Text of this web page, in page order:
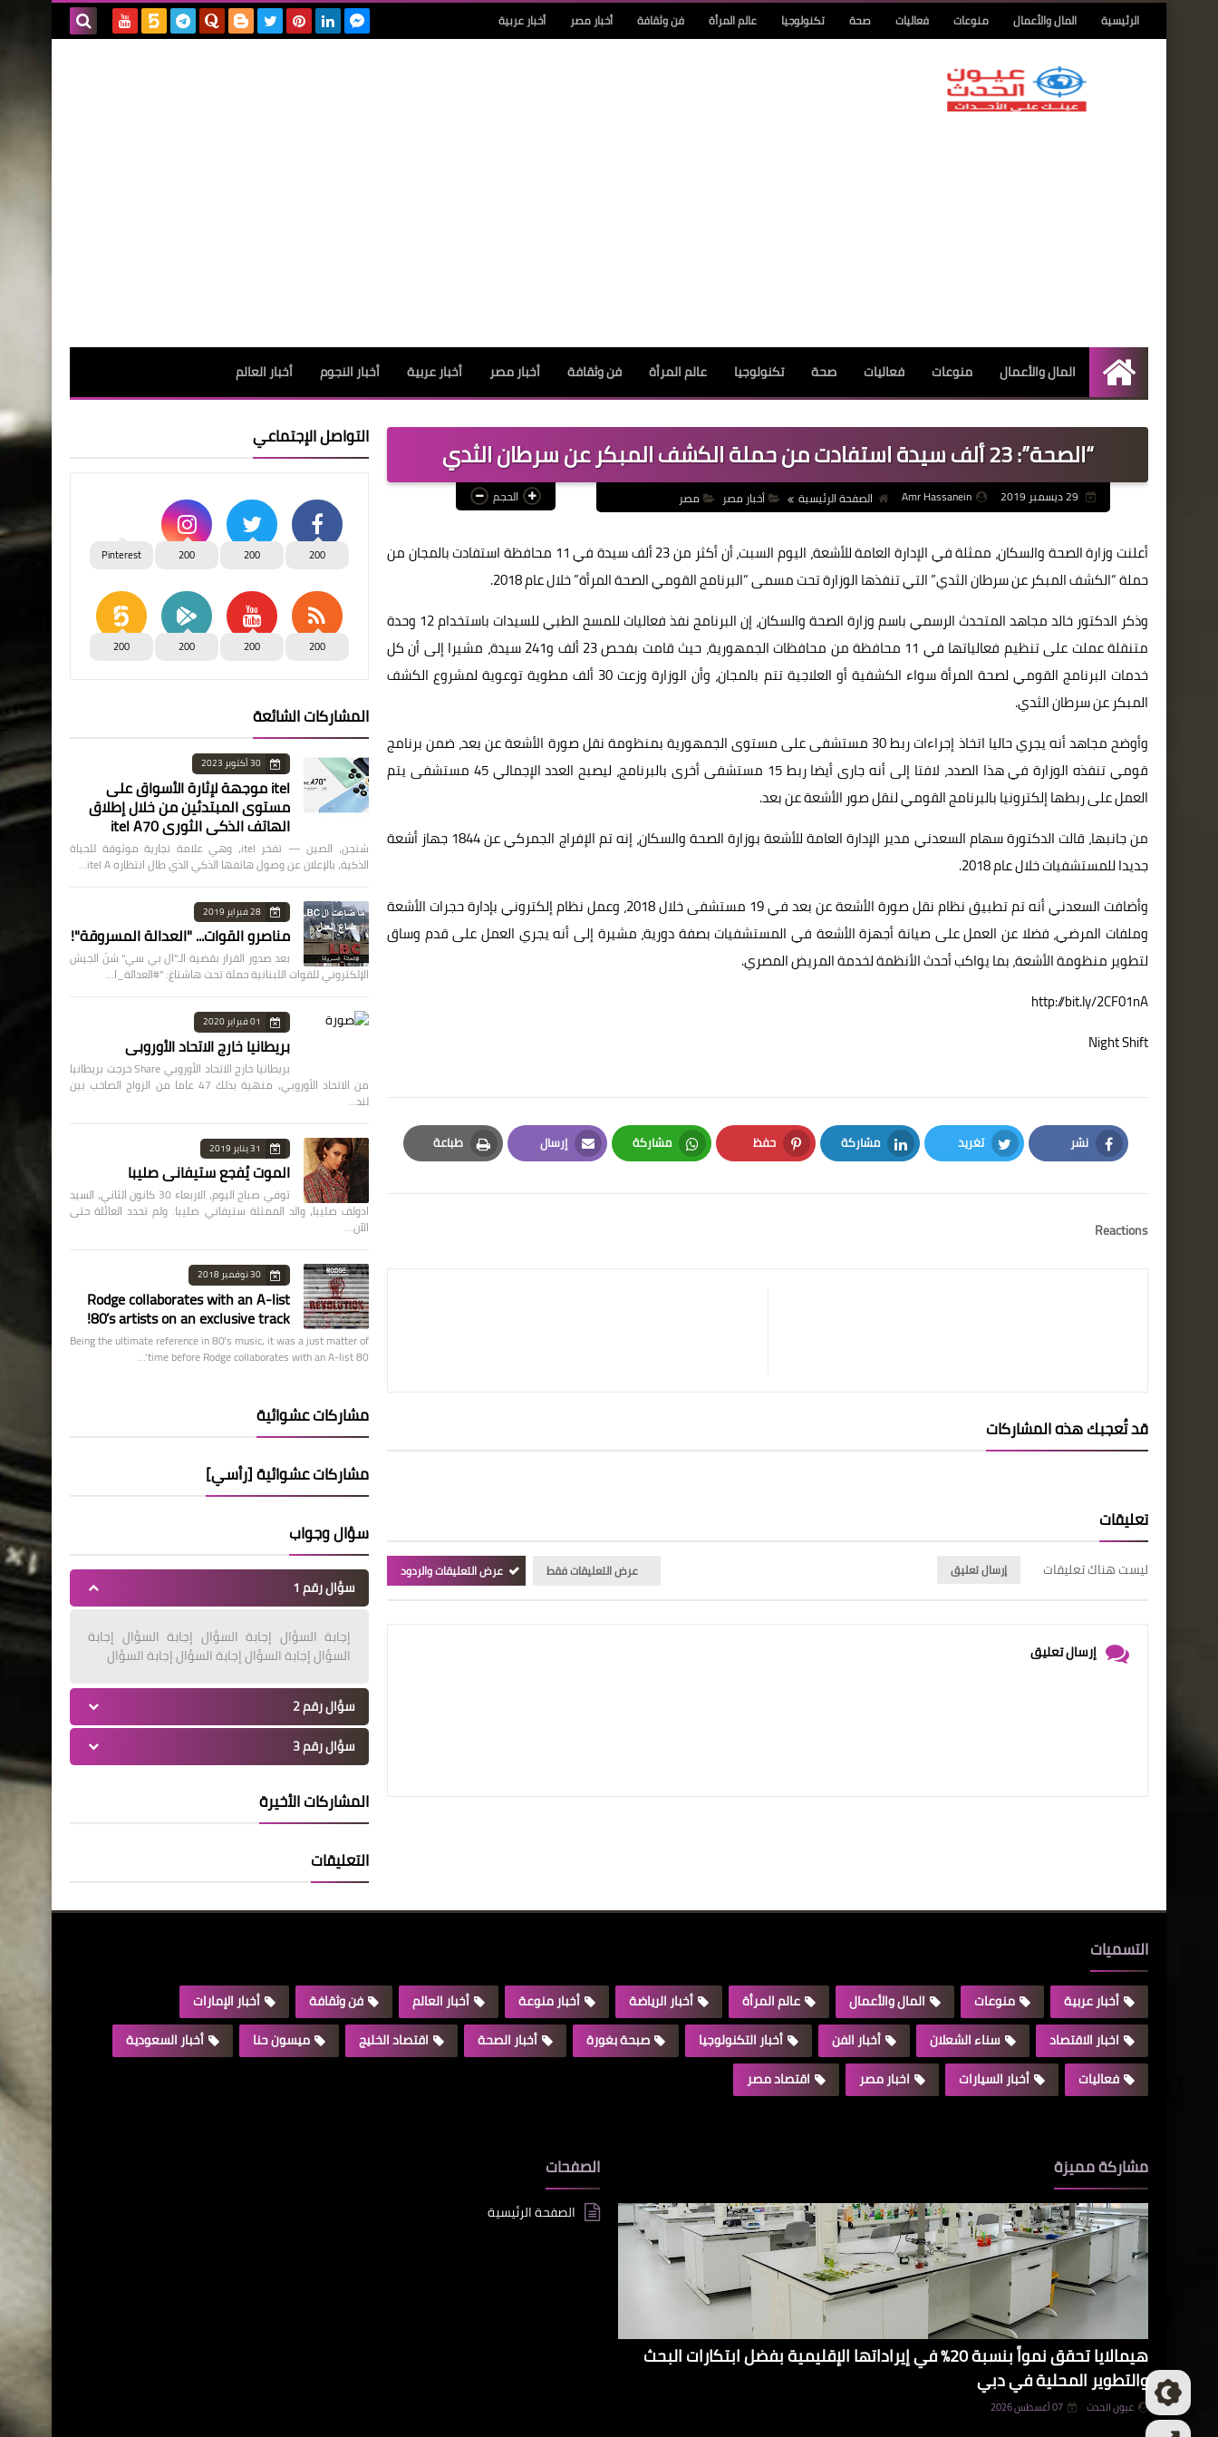
الرئيسية المال والأعمال منوعات فعاليات صحة تكنولوجيا عالم المرأة فن وثقافة أخبار مصر أخبار عربية
الرئيسية
المال والأعمال منوعات فعاليات صحة تكنولوجيا عالم المرأة فن وثقافة أخبار مصر أخبار عربية أخبار النجوم أخبار العالم
“الصحة”: 23 ألف سيدة استفادت من حملة الكشف المبكر عن سرطان الثدي
Amr Hassanein الصفحة الرئيسية أخبار مصر مصر الحجم
أعلنت وزارة الصحة والسكان، ممثلة في الإدارة العامة للأشعة، اليوم السبت، أن أكثر من 23 ألف سيدة في 11 محافظة استفادت بالمجان من
حملة “الكشف المبكر عن سرطان الثدي” التي تنفذها الوزارة تحت مسمى “البرنامج القومي الصحة المرأة” خلال عام 2018.
وذكر الدكتور خالد مجاهد المتحدث الرسمي باسم وزارة الصحة والسكان، إن البرنامج نفذ فعاليات للمسح الطبي للسيدات باستخدام 12 وحدة
متنقلة عملت على تنظيم فعالياتها في 11 محافظة من محافظات الجمهورية، حيث قامت بفحص 23 ألف و241 سيدة، مشيرا إلى أن كل
خدمات البرنامج القومي لصحة المرأة سواء الكشفية أو العلاجية تتم بالمجان، وأن الوزارة وزعت 30 ألف مطوية توعوية لمشروع الكشف
المبكر عن سرطان الثدي.
وأوضح مجاهد أنه يجري حاليا اتخاذ إجراءات ربط 30 مستشفى على مستوى الجمهورية بمنظومة نقل صورة الأشعة عن بعد، ضمن برنامج
قومي تنفذه الوزارة في هذا الصدد، لافتا إلى أنه جارى أيضا ربط 15 مستشفى أخرى بالبرنامج، ليصبح العدد الإجمالي 45 مستشفى يتم
العمل على ربطها إلكترونيا بالبرنامج القومي لنقل صور الأشعة عن بعد.
من جانبها، قالت الدكتورة سهام السعدني مدير الإدارة العامة للأشعة بوزارة الصحة والسكان، إنه تم الإفراج الجمركي عن 1844 جهاز أشعة
جديدا للمستشفيات خلال عام 2018.
وأضافت السعدني أنه تم تطبيق نظام نقل صورة الأشعة عن بعد في 19 مستشفى خلال 2018، وعمل نظام إلكتروني بإدارة حجرات الأشعة
وملفات المرضي، فضلا عن العمل على صيانة أجهزة الأشعة في المستشفيات بصفة دورية، مشيرة إلى أنه يجري العمل على قدم وساق
لتطوير منظومة الأشعة، بما يواكب أحدث الأنظمة لخدمة المريض المصري.
http://bit.ly/2CF01nA
Night Shift
نشر
Facebook
تغريد
Twitter
مشاركة
LinkedIn
حفظ
Pinterest
مشاركة
Whatsapp
إرسال
Email
طباعة
Print
Reactions
قد تُعجبك هذه المشاركات
تعليقات
ليست هناك تعليقات إرسال تعليق عرض التعليقات فقط عرض التعليقات والردود
إرسال تعليق
التواصل الإجتماعي
200
200
200
Pinterest
200
200
200
200
المشاركات الشائعة
30 أكتوبر 2023
itel موجهة لإثارة الأسواق على
مستوى المبتدئين من خلال إطلاق
الهاتف الذكي الثوري itel A70
شنجن، الصين — تفخر itel، وهي علامة تجارية موثوقة للحياة
الذكية، بالإعلان عن وصول هاتفها الذكي الذي طال انتظاره itel A…
28 فبراير 2019
مناصرو القوات... "العدالة المسروقة"!
بعد صدور القرار بقضية الـ"ال بي سي" شنّ الجيش
الإلكتروني للقوات اللبنانية حملة تحت هاشتاغ: "#العدالة_ا…
01 فبراير 2020
بريطانيا خارج الاتحاد الأوروبي
بريطانيا خارج الاتحاد الأوروبي Share خرجت بريطانيا
من الاتحاد الأوروبي، منهية بذلك 47 عاما من الزواج الصاخب بين
لند…
31 يناير 2019
الموت يُفجع ستيفاني صليبا
توفي صباح اليوم، الاربعاء 30 كانون الثاني، السيد
ادولف صليبا، والد الممثلة ستيفاني صليبا. ولم تحدد العائلة حتى
الآن…
30 نوفمبر 2018
Rodge collaborates with an A-list
80’s artists on an exclusive track!
Being the ultimate reference in 80’s music, it was a just matter of
time before Rodge collaborates with an A-list 80’…
مشاركات عشوائية
مشاركات عشوائية [رأسي]
سؤال وجواب
سؤال رقم 1
إجابة السؤال إجابة السؤال إجابة السؤال إجابة
السؤال إجابة السؤال إجابة السؤال إجابة السؤال
سؤال رقم 2
سؤال رقم 3
المشاركات الأخيرة
التعليقات
التسميات
أخبار عربية منوعات المال والأعمال عالم المرأة أخبار الرياضة أخبار منوعة أخبار العالم فن وثقافة
أخبار الإمارات
اخبار الاقتصاد
سناء الشعلان أخبار الفن أخبار التكنولوجيا صبحة بغورة أخبار الصحة اقتصاد الخليج ميسون حنا
أخبار السعودية
فعاليات
أخبار السيارات اخبار مصر اقتصاد مصر
مشاركة مميزة
هيمالايا تحقق نمواً بنسبة 20% في إيراداتها الإقليمية بفضل ابتكارات البحث
والتطوير المحلية في دبي
عيون الحدث 07 أغسطس 2026
الصفحات
الصفحة الرئيسية